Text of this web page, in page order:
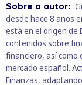
Sobre o autor:
desde hace 8 años
está en el origen de
contenidos sobre
financiero, así como
mercado español.
Finanzas,